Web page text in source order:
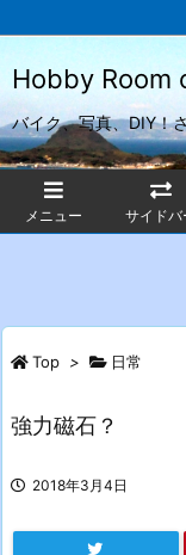
Hobby Room
バイク、写真、DIY！
メニュー サイドバ
Top > 日常
強力磁石？
2018年3月4日